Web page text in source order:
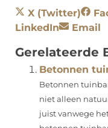
X (Twitter)
LinkedIn
Email
Gerelateerde
Betonnen
Betonnen
niet alleen
juist vanwege